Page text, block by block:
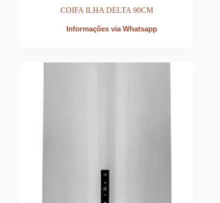
COIFA ILHA DELTA 90CM
Informações via Whatsapp